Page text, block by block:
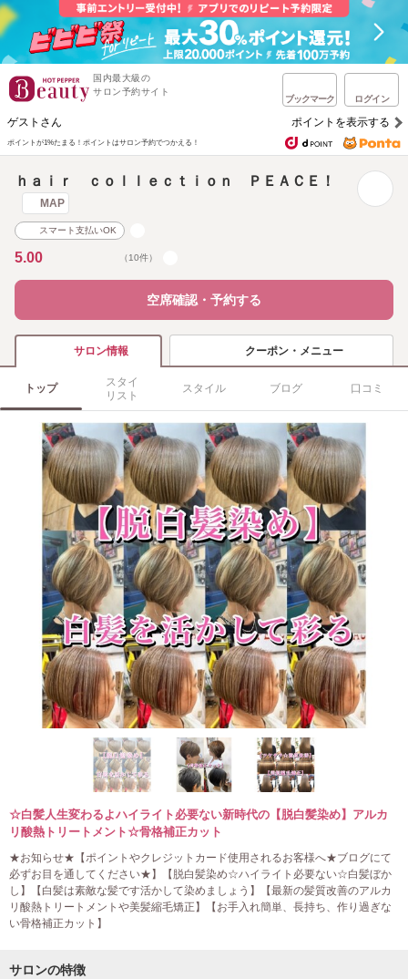
国内最大級の
サロン予約サイト
ブックマーク ログイン
ゲストさん ポイントを表示する
ポイントが1%たまる！ ポイントはサロン予約でつかえる！
ｈａｉｒ ｃｏｌｌｅｃｔｉｏｎ ＰＥＡＣＥ！
MAP
スマート支払いOK
5.00 （10件）
空席確認・予約する
サロン情報 クーポン・メニュー
トップ
スタイ
リスト
スタイル ブログ 口コミ
☆白髪人生変わるよハイライト必要ない新時代の【脱白髪染め】アルカ
リ酸熱トリートメント☆骨格補正カット
★お知らせ★【ポイントやクレジットカード使用されるお客様へ★ブログにて
必ずお目を通してください★】【脱白髪染め☆ハイライト必要ない☆白髪ぼか
し】【白髪は素敵な髪です活かして染めましょう】【最新の髪質改善のアルカ
リ酸熱トリートメントや美髪縮毛矯正】【お手入れ簡単、長持ち、作り過ぎな
い骨格補正カット】
サロンの特徴